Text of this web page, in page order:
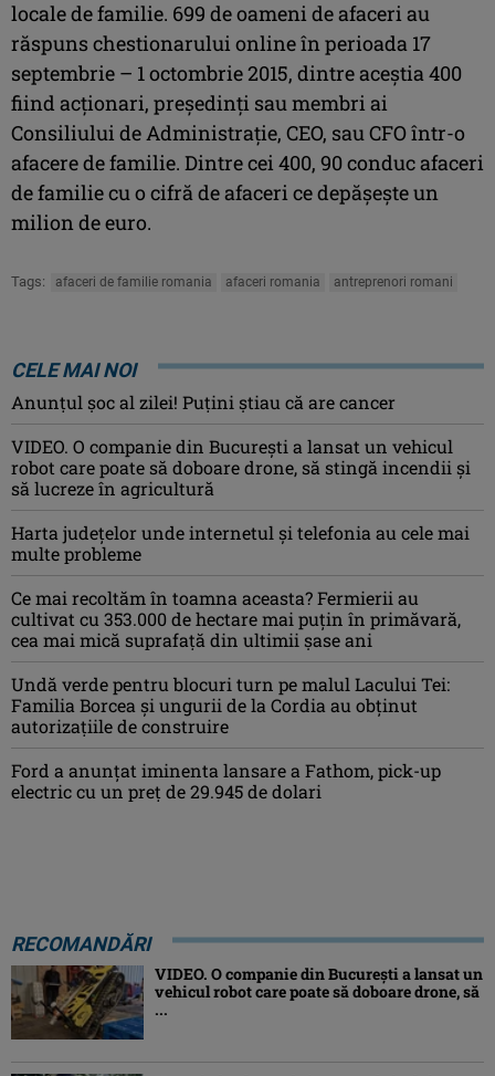
locale de familie. 699 de oameni de afaceri au
răspuns chestionarului online în perioada 17
septembrie – 1 octombrie 2015, dintre aceştia 400
fiind acţionari, preşedinţi sau membri ai
Consiliului de Administraţie, CEO, sau CFO într-o
afacere de familie. Dintre cei 400, 90 conduc afaceri
de familie cu o cifră de afaceri ce depăşeşte un
milion de euro.
Tags: afaceri de familie romania afaceri romania antreprenori romani
CELE MAI NOI
Anunţul şoc al zilei! Puţini ştiau că are cancer
VIDEO. O companie din București a lansat un vehicul
robot care poate să doboare drone, să stingă incendii și
să lucreze în agricultură
Harta județelor unde internetul și telefonia au cele mai
multe probleme
Ce mai recoltăm în toamna aceasta? Fermierii au
cultivat cu 353.000 de hectare mai puțin în primăvară,
cea mai mică suprafață din ultimii șase ani
Undă verde pentru blocuri turn pe malul Lacului Tei:
Familia Borcea și ungurii de la Cordia au obținut
autorizațiile de construire
Ford a anunțat iminenta lansare a Fathom, pick-up
electric cu un preț de 29.945 de dolari
RECOMANDĂRI
VIDEO. O companie din București a lansat un
vehicul robot care poate să doboare drone, să
...